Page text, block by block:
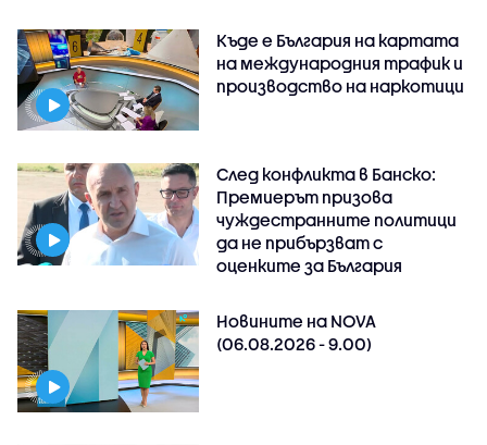
Къде е България на картата
на международния трафик и
производство на наркотици
След конфликта в Банско:
Премиерът призова
чуждестранните политици
да не прибързват с
оценките за България
Новините на NOVA
(06.08.2026 - 9.00)